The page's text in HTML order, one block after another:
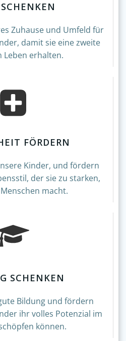
Zuhause und Umfeld für
damit sie eine zweite
Leben erhalten.
FÖRDERN
Kinder, und fördern
der sie zu starken,
macht.
SCHENKEN
Bildung und fördern
ihr volles Potenzial im
können.